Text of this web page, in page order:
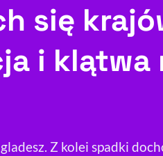
Sprawdź, jak i dlaczego
się
i klątwa
Z kolei spadki